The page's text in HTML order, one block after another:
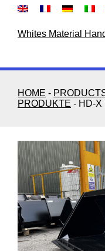
Skip
Whites Material
HOME -
PRODUKTE - HD-X